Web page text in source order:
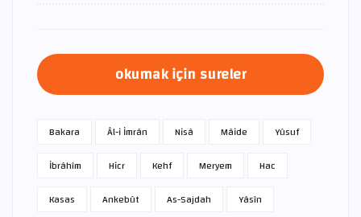
okumak için sureler
Bakara Âl-i İmrân Nisâ Mâide
Yûsuf
İbrâhîm
Hicr Kehf Meryem
Hac
Kasas
Ankebût As-Sajdah
Yâsîn